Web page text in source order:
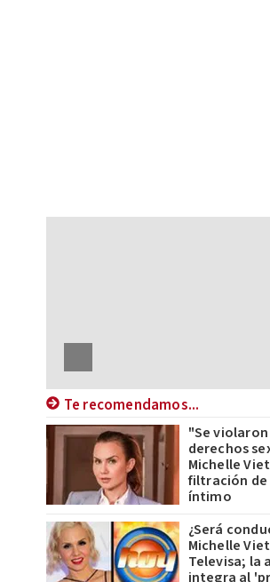
Te recomendamos...
"Se
derechos
Michelle
filtración de
íntimo
¿Será
Michelle
Televisa; la
integra al